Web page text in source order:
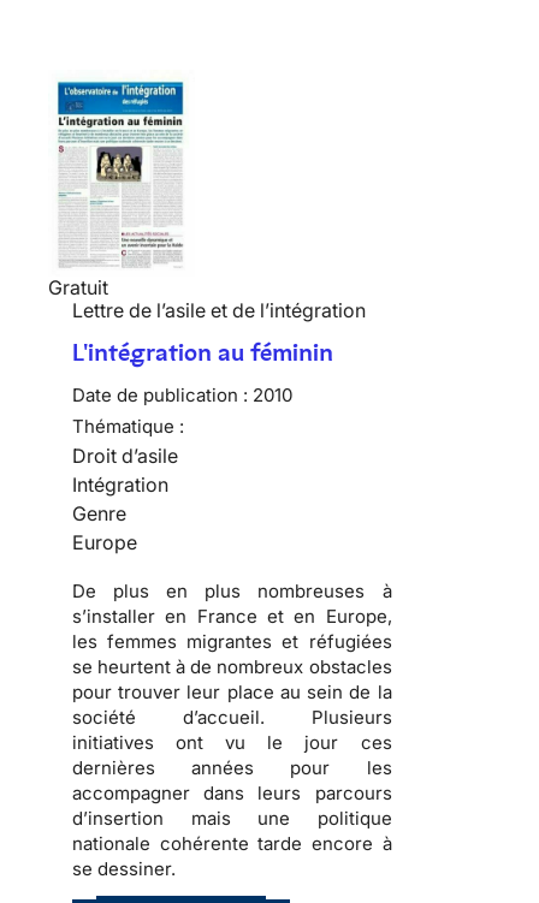
Gratuit
Lettre de l’asile et de l’intégration
L'intégration au féminin
Date de publication : 2010
Thématique :
Droit d’asile
Intégration
Genre
Europe
De plus en plus nombreuses à
s’installer en France et en Europe,
lesfemmes migrantes et réfugiées
se heurtent à de nombreux obstacles
pour trouver leur place au sein de la
société d’accueil. Plusieurs
initiatives ont vu le jour ces
dernières années pour les
accompagner dans leurs parcours
d’insertion mais une politique
nationale cohérente tarde encore à
se dessiner.